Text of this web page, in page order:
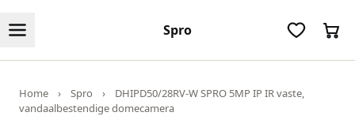
Spro
Home › Spro ›
DHIPD50/28RV-W SPRO 5MP IP IR vaste,
vandaalbestendige domecamera